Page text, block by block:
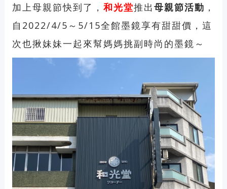
加上母親節快到了， 和光堂推出母親節活動 ，
自2022/4/5～5/15全館墨鏡享有甜甜價，這
次也揪妹妹一起來幫媽媽挑副時尚的墨鏡～